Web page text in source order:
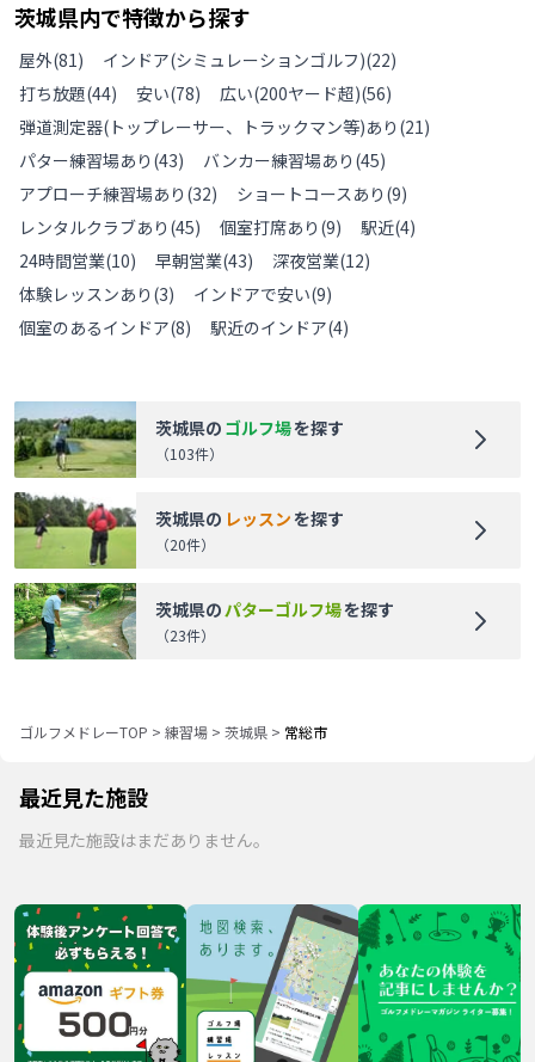
茨城県内で特徴から探す
屋外(81) インドア(シミュレーションゴルフ)(22)
打ち放題(44) 安い(78) 広い(200ヤード超)(56)
弾道測定器(トップレーサー、トラックマン等)あり (21)
パター練習場あり (43) バンカー練習場あり (45)
アプローチ練習場あり (32) ショートコースあり (9)
レンタルクラブあり (45) 個室打席あり (9) 駅近(4)
24時間営業(10) 早朝営業(43) 深夜営業(12)
体験レッスンあり (3) インドアで安い(9)
個室のあるインドア(8) 駅近のインドア(4)
茨城県の ゴルフ場を探す
（103件）
茨城県の レッスンを探す
（20件）
茨城県のパターゴルフ場を探す
（23件）
ゴルフメドレーTOP > 練習場 > 茨城県 > 常総市
最近見た施設
最近見た施設はまだありません。